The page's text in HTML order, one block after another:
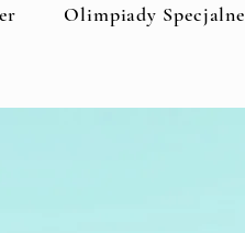
Olimpiady Specjalne
Marii Montessori